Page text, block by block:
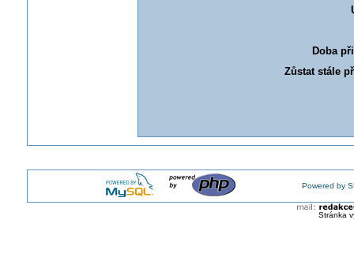
Doba
Zůstat stále
Powered by
Stránka